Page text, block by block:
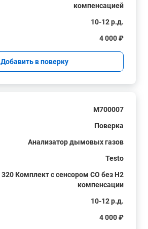
компенсацией
10-12 р.д.
4 000 ₽
Добавить в поверку
M700007
Поверка
Анализатор дымовых газов
Testo
320 Комплект с сенсором СО без H2
компенсации
10-12 р.д.
4 000 ₽